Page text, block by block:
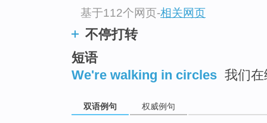
基于112个网页-相关网页
不停打转
短语
We're walking in circles 我们
双语例句 权威例句